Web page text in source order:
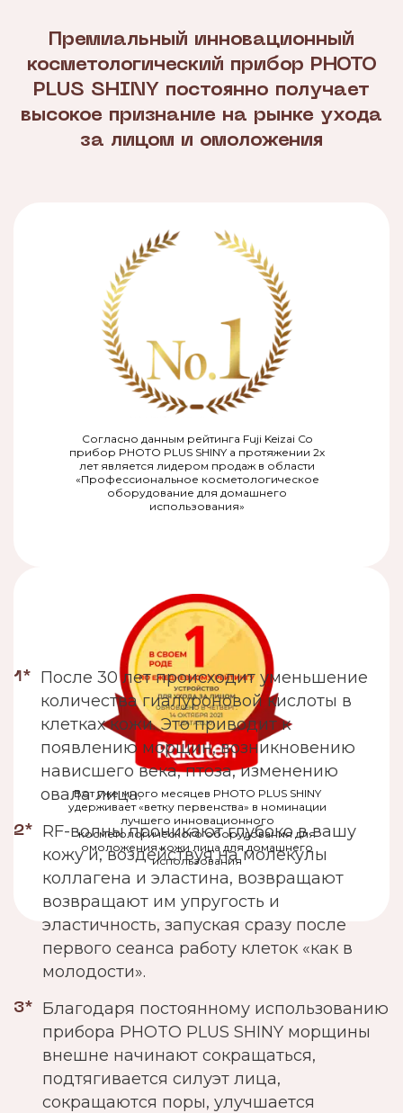
Премиальный инновационный
косметологический прибор PHOTO
PLUS SHINY постоянно получает
высокое признание на рынке ухода
за лицом и омоложения
Согласно данным рейтинга Fuji Keizai Co
прибор PHOTO PLUS SHINY а протяжении 2х
лет является лидером продаж в области
«Профессиональное косметологическое
оборудование для домашнего
использования»
Вот уже много месяцев PHOTO PLUS SHINY
удерживает «ветку первенства» в номинации
лучшего инновационного
косметологического оборудования для
омоложения кожи лица для домашнего
использования
1*
После 30 лет происходит уменьшение
количества гиалуроновой кислоты в
клетках кожи. Это приводит к
появлению морщин, возникновению
нависшего века, птоза, изменению
овала лица.
2*
RF-волны проникают глубоко в вашу
кожу и, воздействуя на молекулы
коллагена и эластина, возвращают
возвращают им упругость и
эластичность, запуская сразу после
первого сеанса работу клеток «как в
молодости».
3*
Благодаря постоянному использованию
прибора PHOTO PLUS SHINY морщины
внешне начинают сокращаться,
подтягивается силуэт лица,
сокращаются поры, улучшается